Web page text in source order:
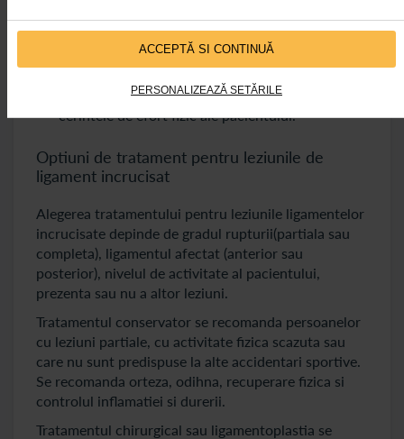
ACCEPTĂ SI CONTINUĂ
PERSONALIZEAZĂ SETĂRILE
excluderea fracturilor si RMN pentru
vizualizarea ligamentelor si a leziunilor asociate.
instabilitate, nivelul de activitate al pacientului si
cerintele de efort fizic ale pacientului.
Optiuni de tratament pentru leziunile de
ligament incrucisat
Alegerea tratamentului pentru leziunile ligamentelor
incrucisate depinde de gradul rupturii(partiala sau
completa), ligamentul afectat (anterior sau
posterior), nivelul de activitate al pacientului,
prezenta sau nu a altor leziuni.
Tratamentul conservator se recomanda persoanelor
cu leziuni partiale, cu activitate fizica scazuta sau
care nu sunt predispuse la alte accidentari sportive.
Se recomanda orteza, odihna, recuperare fizica si
controlul inflamatiei si durerii.
Tratamentul chirurgical sau ligamentoplastia se